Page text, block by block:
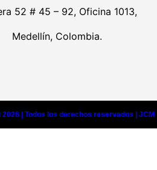
52 # 45 – 92, Oficina 1013,
Medellín, Colombia.
| Todos los derechos reservados | JCM